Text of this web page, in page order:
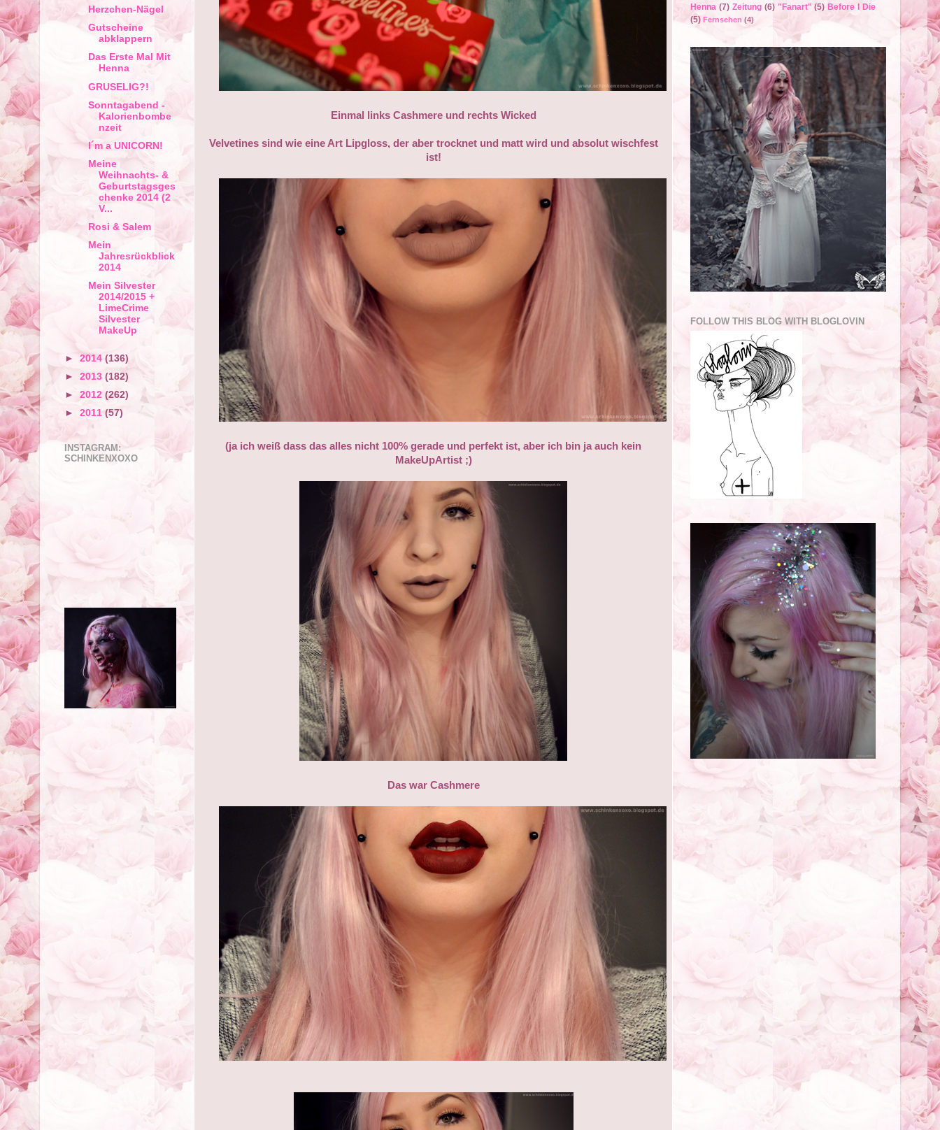
Einmal links Cashmere und rechts Wicked
Velvetines sind wie eine Art Lipgloss, der aber trocknet und matt wird und absolut wischfest
ist!
(ja ich weiß dass das alles nicht 100% gerade und perfekt ist, aber ich bin ja auch kein
MakeUpArtist ;)
Das war Cashmere
Herzchen-Nägel
Gutscheine
abklappern
Das Erste Mal Mit
Henna
GRUSELIG?!
Sonntagabend -
Kalorienbombe
nzeit
I´m a UNICORN!
Meine
Weihnachts- &
Geburtstagsges
chenke 2014 (2
V...
Rosi & Salem
Mein
Jahresrückblick
2014
Mein Silvester
2014/2015 +
LimeCrime
Silvester
MakeUp
► 2014 (136)
► 2013 (182)
► 2012 (262)
► 2011 (57)
INSTAGRAM:
SCHINKENXOXO
Henna (7) Zeitung (6) "Fanart" (5) Before I Die
(5) Fernsehen (4)
FOLLOW THIS BLOG WITH BLOGLOVIN